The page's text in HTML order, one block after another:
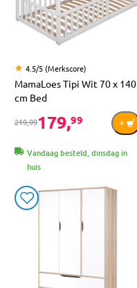
4.5/5 (Merkscore)
MamaLoes Tipi Wit 70 x 140
cm Bed
219,99179,99
Vandaag besteld, dinsdag in
huis